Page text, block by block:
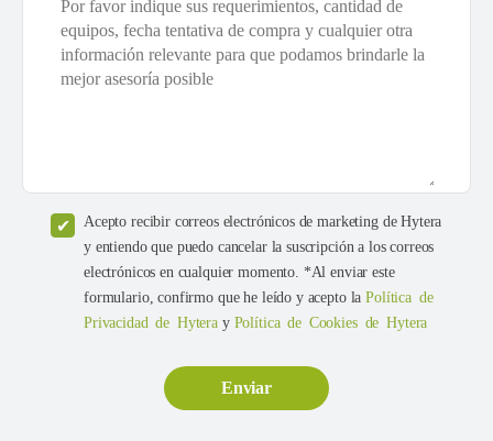
Acepto recibir correos electrónicos de marketing de Hytera
y entiendo que puedo cancelar la suscripción a los correos
electrónicos en cualquier momento. *Al enviar este
formulario, confirmo que he leído y acepto laPolítica de
Privacidad de Hytera y Política de Cookies de Hytera